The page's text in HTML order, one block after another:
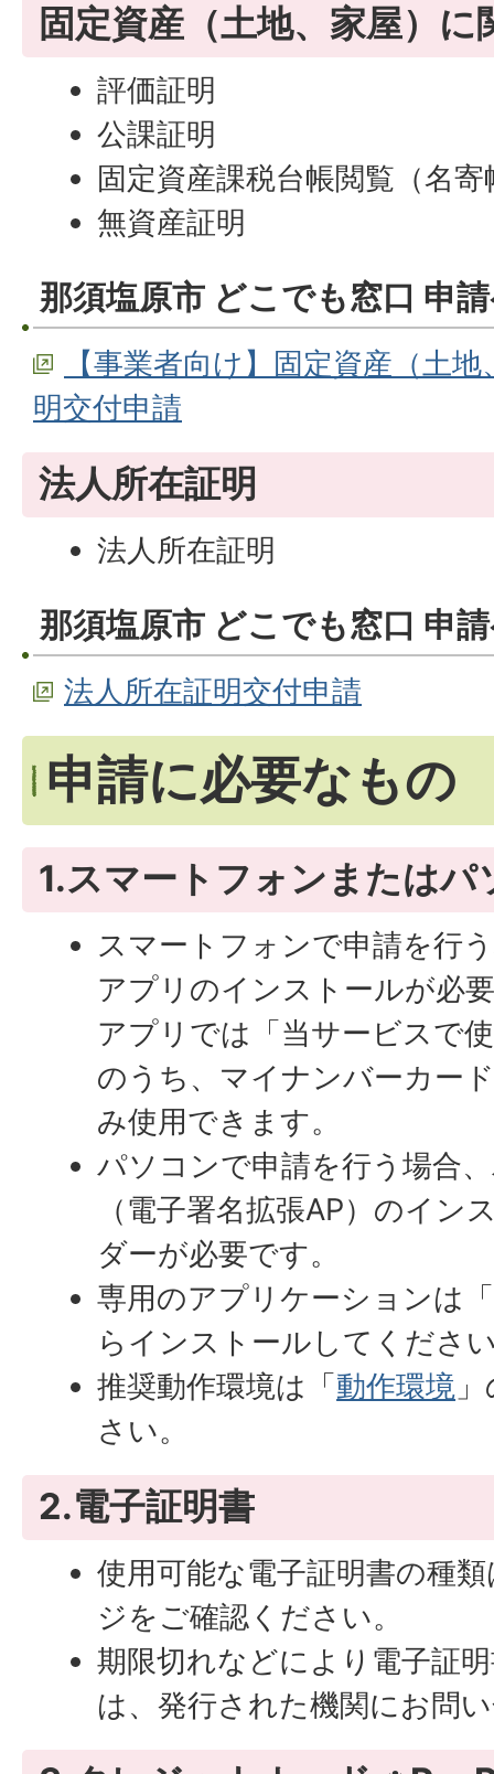
固定資産（土地、家屋）に
評価証明
公課証明
固定資産課税台帳閲覧（名
無資産証明
那須塩原市 どこでも窓口 申
【事業者向け】固定資産（土
明交付申請
法人所在証明
法人所在証明
那須塩原市 どこでも窓口 申
法人所在証明交付申請
申請に必要なもの
1.スマートフォンまたはパ
スマートフォンで申請を行
アプリのインストールが必
アプリでは「当サービスで
のうち、マイナンバーカー
み使用できます。
パソコンで申請を行う場合
（電子署名拡張AP）のイン
ダーが必要です。
専用のアプリケーションは「
らインストールしてくださ
推奨動作環境は「 動作環境
さい。
2.電子証明書
使用可能な電子証明書の種
ジをご確認ください。
期限切れなどにより電子証
は、発行された機関にお問